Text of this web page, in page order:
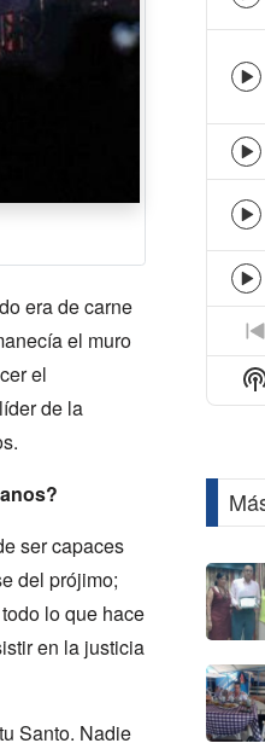
era de carne
el muro
el
de la
ser capaces
del prójimo;
lo que hace
en la justicia
Santo. Nadie